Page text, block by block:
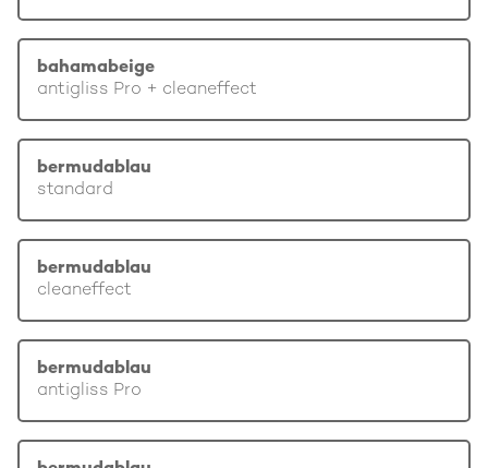
bahamabeige
antigliss Pro + cleaneffect
bermudablau
standard
bermudablau
cleaneffect
bermudablau
antigliss Pro